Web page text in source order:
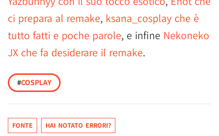
ci prepara al remake, ksana_cosplay che è
tutto fatti e poche parole, e infine Nekoneko
JX che fa desiderare il remake.
#COSPLAY
FONTE HAI NOTATO ERRORI?